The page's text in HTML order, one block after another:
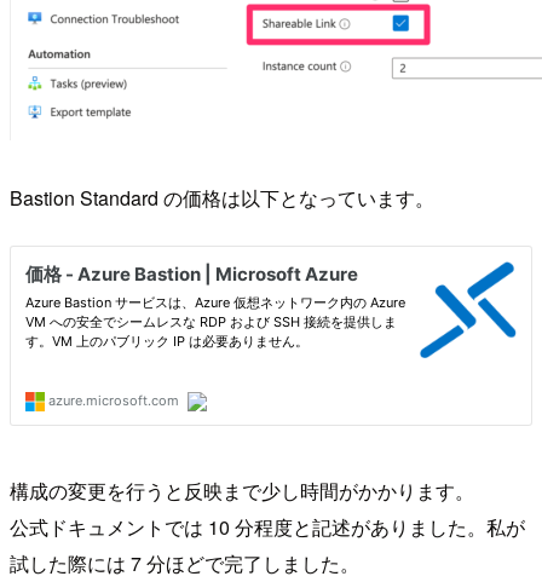
Bastion Standard の価格は以下となっています。
構成の変更を行うと反映まで少し時間がかかります。
公式ドキュメントでは 10 分程度と記述がありました。私が
試した際には 7 分ほどで完了しました。